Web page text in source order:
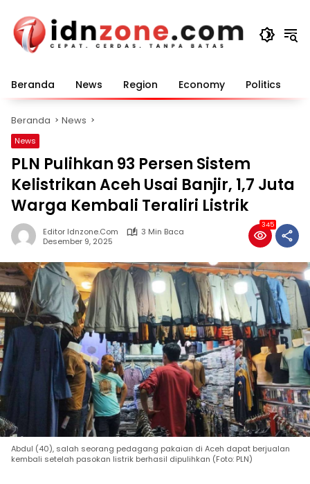
konten
Beranda News Region Economy Politics
Beranda News
News
PLN Pulihkan 93 Persen Sistem
Kelistrikan Aceh Usai Banjir, 1,7 Juta
Warga Kembali Teraliri Listrik
Editor Idnzone.com
3 Min Baca
Desember 9, 2025
345
Abdul (40), salah seorang pedagang pakaian di Aceh dapat berjualan
kembali setelah pasokan listrik berhasil dipulihkan (Foto: PLN)